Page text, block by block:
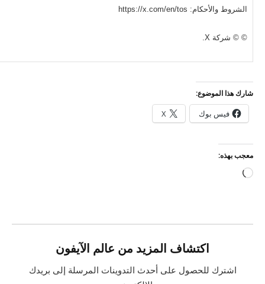
الشروط والأحكام: https://x.com/en/tos
© © شركة X.
شارك هذا الموضوع:
فيس بوك X
معجب بهذه:
جاري
اكتشاف المزيد من عالم الآيفون
اشترك للحصول على أحدث التدوينات المرسلة إلى بريدك